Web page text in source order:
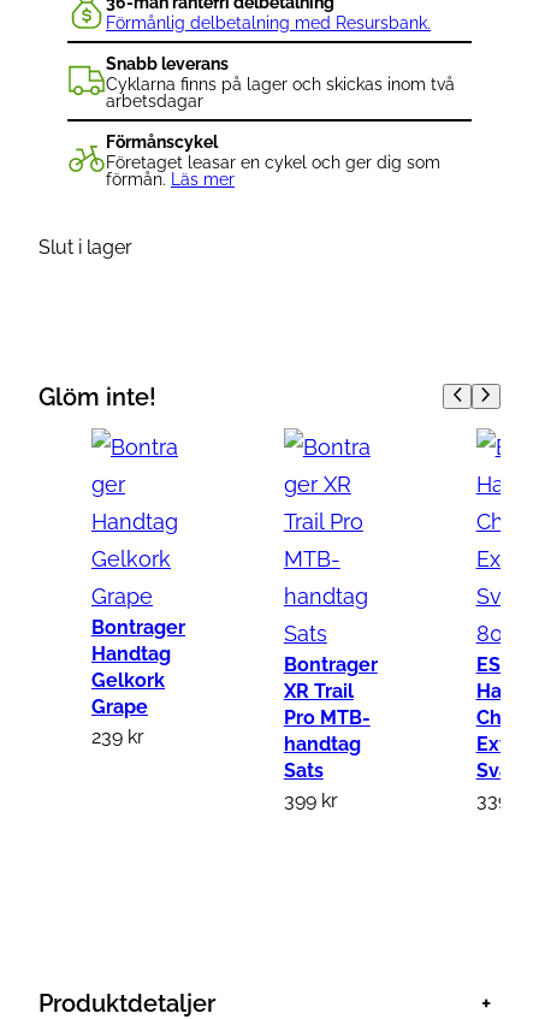
Förmånlig delbetalning med Resursbank.
Snabb leverans
Cyklarna finns på lager och skickas inom två
arbetsdagar
Förmånscykel
Företaget leasar en cykel och ger dig som
förmån.
Läs mer
Slut i lager
Glöm inte!
Bontrager
Handtag
Gelkork
Grape
239 kr
Bontrager
XR Trail
Pro MTB-
handtag
Sats
399 kr
ESI
Extra
Svart
339
Produktdetaljer +